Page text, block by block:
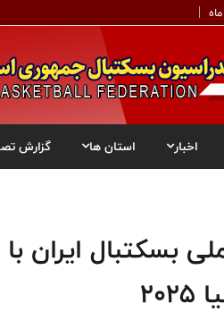
اخبار استان ها گزارش
بسکتبال ایران